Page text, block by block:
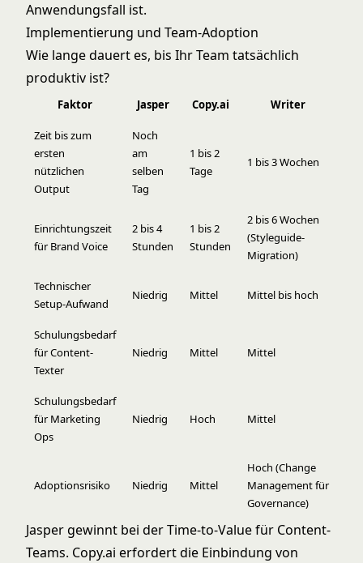
Anwendungsfall ist.
Implementierung und Team-Adoption
Wie lange dauert es, bis Ihr Team tatsächlich
produktiv ist?
Faktor Jasper Copy.ai Writer
Zeit bis zum
ersten
nützlichen
Output
Noch
am
selben
Tag
1 bis 2
Tage
1 bis 3 Wochen
Einrichtungszeit
für Brand Voice
2 bis 4
Stunden
1 bis 2
Stunden
2 bis 6 Wochen
(Styleguide-
Migration)
Technischer
Setup-Aufwand
Niedrig Mittel Mittel bis hoch
Schulungsbedarf
für Content-
Texter
Niedrig Mittel Mittel
Schulungsbedarf
für Marketing
Ops
Niedrig Hoch Mittel
Adoptionsrisiko Niedrig Mittel
Hoch (Change
Management für
Governance)
Jasper gewinnt bei der Time-to-Value für Content-
Teams. Copy.ai erfordert die Einbindung von